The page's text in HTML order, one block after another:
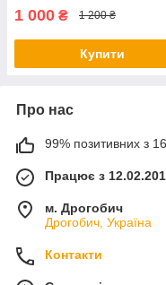
1 000 ₴ 1 200 ₴
Купити
Про нас
99% позитивних з
Працює з
м. Дрогобич
Дрогобич, Україна
Контакти